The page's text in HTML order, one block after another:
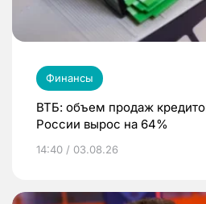
Финансы
ВТБ: объем продаж
России вырос на 64%
14:40 / 03.08.26